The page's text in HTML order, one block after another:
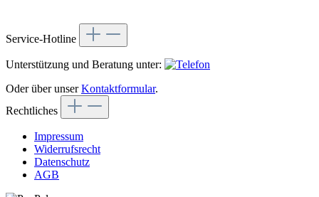
Service-Hotline
Unterstützung und Beratung unter:
Oder über unserKontaktformular.
Rechtliches
Impressum
Widerrufsrecht
Datenschutz
AGB